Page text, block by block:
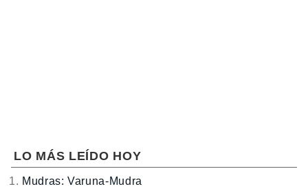
LO MÁS LEÍDO HOY
Mudras: Varuna-Mudra